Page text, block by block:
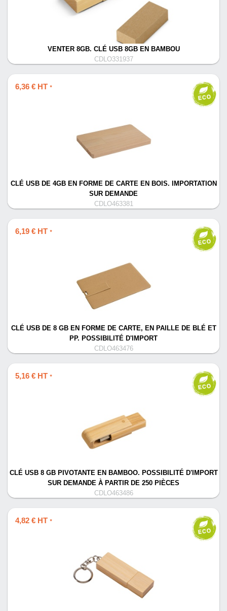
VENTER 8GB. CLÉ USB 8GB EN BAMBOU
CDLO331937
6,36 € HT *
CLÉ USB DE 4GB EN FORME DE CARTE EN BOIS. IMPORTATION
SUR DEMANDE
CDLO463381
6,19 € HT *
CLÉ USB DE 8 GB EN FORME DE CARTE, EN PAILLE DE BLÉ ET
PP. POSSIBILITÉ D'IMPORT
CDLO463476
5,16 € HT *
CLÉ USB 8 GB PIVOTANTE EN BAMBOO. POSSIBILITÉ D'IMPORT
SUR DEMANDE À PARTIR DE 250 PIÈCES
CDLO463486
4,82 € HT *